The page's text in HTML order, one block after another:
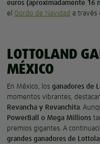
euros (aproximadamente 16
el Gordo de Navidad a través
LOTTOLAND
MÉXICO
En México, los ganadores de
momentos vibrantes,
Revancha y Revanchita.
PowerBall o Mega Millions
premios gigantes. A
grandes ganadores de